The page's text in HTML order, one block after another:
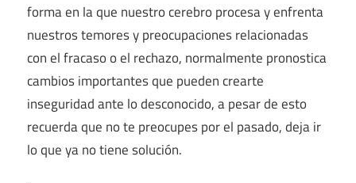
forma en la que nuestro cerebro procesa y enfrenta
nuestros temores y preocupaciones relacionadas
con el fracaso o el rechazo, normalmente pronostica
cambios importantes que pueden crearte
inseguridad ante lo desconocido, a pesar de esto
recuerda que no te preocupes por el pasado, deja ir
lo que ya no tiene solución.